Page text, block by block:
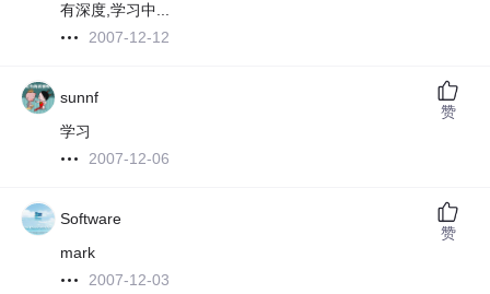
有深度,学习中...
2007-12-12
sunnf
学习
2007-12-06
赞
Software
mark
2007-12-03
赞